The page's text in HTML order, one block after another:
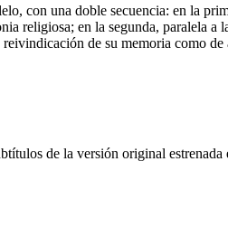
con una doble secuencia: en la
religiosa; en la segunda, paralela
de su memoria como
de la versión original estrenada